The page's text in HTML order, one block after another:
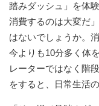
踏みダッシュ」を体
消費するのは大変だ
はないでしょうか。
今よりも10分多く体
レーターではなく階
をすると、日常生活